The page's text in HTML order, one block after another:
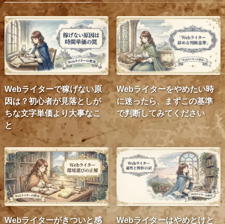
Webライターで稼げない原
因は？初心者が見落としが
ちな文字単価より大事なこ
と
Webライターをやめたい時
に迷ったら、まずこの基準
で判断してみてください
Webライターがきついと感
Webライターはやめとけと